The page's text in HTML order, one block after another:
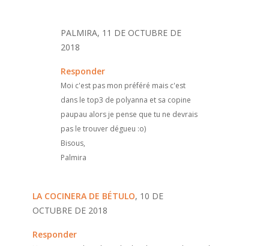
PALMIRA, 11 DE OCTUBRE DE
2018
Responder
Moi c'est pas mon préféré mais c'est
dans le top3 de polyanna et sa copine
paupau alors je pense que tu ne devrais
pas le trouver dégueu :o)
Bisous,
Palmira
LA COCINERA DE BÉTULO, 10 DE
OCTUBRE DE 2018
Responder